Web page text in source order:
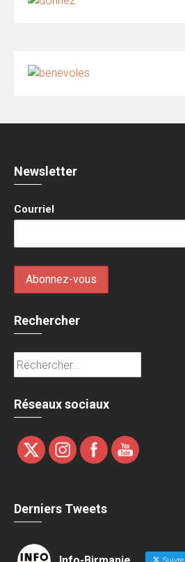
Newsletter
Courriel
Rechercher
Rechercher :
Réseaux sociaux
Derniers Tweets